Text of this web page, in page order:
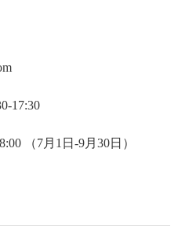
17:30
（7月1日-9月30日）